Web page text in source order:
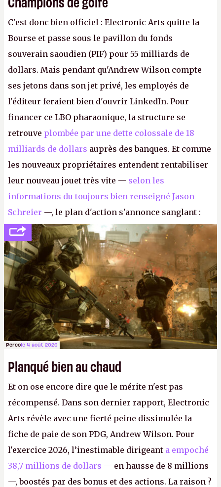
C'est donc bien officiel : Electronic Arts quitte la
Bourse et passe sous le pavillon du fonds
souverain saoudien (PIF) pour 55 milliards de
dollars. Mais pendant qu'Andrew Wilson compte
ses jetons dans son jet privé, les employés de
l'éditeur feraient bien d'ouvrir LinkedIn. Pour
financer ce LBO pharaonique, la structure se
retrouve plombée par une dette colossale de 18
milliards de dollars auprès des banques. Et comme
les nouveaux propriétaires entendent rentabiliser
leur nouveau jouet très vite — selon les
informations du toujours bien renseigné Jason
Schreier —, le plan d'action s'annonce sanglant :
réductions de coûts drastiques, fermetures de
studios et licenciements massifs. En gros, essorer
FCetBattlefield, puis virer le reste. P.
Percole 4 août 2026
Planqué bien au chaud
Et on ose encore dire que le mérite n'est pas
récompensé. Dans son dernier rapport, Electronic
Arts révèle avec une fierté peine dissimulée la
fiche de paie de son PDG, Andrew Wilson. Pour
l'exercice 2026, l’inestimable dirigeant a empoché
38,7 millions de dollars — en hausse de 8 millions
—, boostés par des bonus et des actions. La raison ?